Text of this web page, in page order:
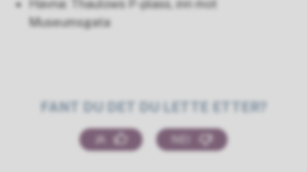
Havna: Thaulows P-plass, inn mot
Museumsgata
FANT DU DET DU LETTE ETTER?
JA NEI